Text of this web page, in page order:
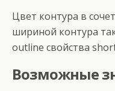
Цвет контура в
шириной контура
outline свойства
Возможные